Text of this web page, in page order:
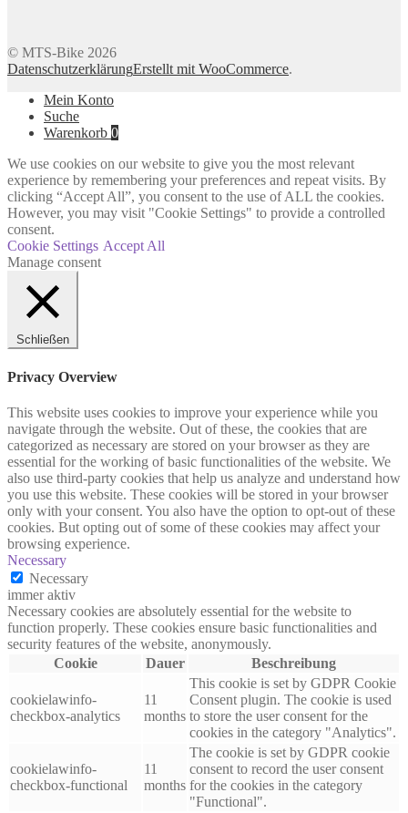
© MTS-Bike 2026
DatenschutzerklärungErstellt mit WooCommerce.
Mein Konto
Suche
Warenkorb 0
We use cookies on our website to give you the most relevant
experience by remembering your preferences and repeat visits. By
clicking “Accept All”, you consent to the use of ALL the cookies.
However, you may visit "Cookie Settings" to provide a controlled
consent.
Cookie Settings Accept All
Manage consent
Schließen
Privacy Overview
This website uses cookies to improve your experience while you
navigate through the website. Out of these, the cookies that are
categorized as necessary are stored on your browser as they are
essential for the working of basic functionalities of the website. We
also use third-party cookies that help us analyze and understand how
you use this website. These cookies will be stored in your browser
only with your consent. You also have the option to opt-out of these
cookies. But opting out of some of these cookies may affect your
browsing experience.
Necessary
Necessary
immer aktiv
Necessary cookies are absolutely essential for the website to
function properly. These cookies ensure basic functionalities and
security features of the website, anonymously.
Cookie
Dauer Beschreibung
cookielawinfo-
checkbox-analytics
11
months
This cookie is set by GDPR Cookie
Consent plugin. The cookie is used
to store the user consent for the
cookies in the category "Analytics".
cookielawinfo-
checkbox-functional
11
months
The cookie is set by GDPR cookie
consent to record the user consent
for the cookies in the category
"Functional".